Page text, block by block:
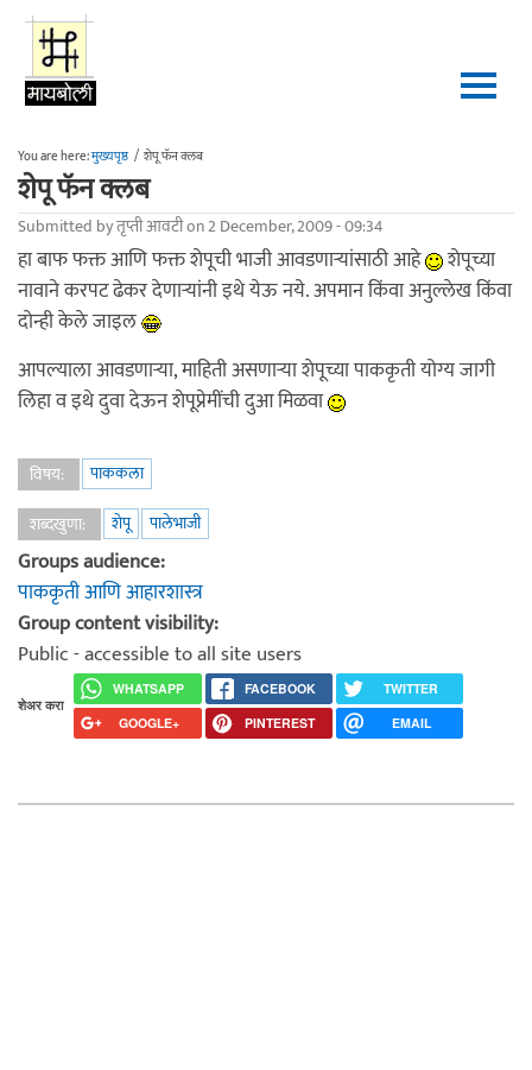
Skip to main content
You are here:मुख्यपृष्ठ / शेपू फॅन क्लब
शेपू फॅन क्लब
Submitted byतृप्ती आवटीon 2 December, 2009 - 09:34
हा बाफ फक्त आणि फक्त शेपूची भाजी आवडणार्‍यांसाठी आहे
शेपूच्या
नावाने करपट ढेकर देणार्‍यांनी इथे येऊ नये. अपमान किंवा अनुल्लेख किंवा
दोन्ही केले जाइल
आपल्याला आवडणार्‍या, माहिती असणार्‍या शेपूच्या पाककृती योग्य जागी
लिहा व इथे दुवा देऊन शेपूप्रेमींची दुआ मिळवा
विषय:
पाककला
शब्दखुणा:
शेपू पालेभाजी
Groups audience:
पाककृती आणि आहारशास्त्र
Group content visibility:
Public - accessible to all site users
शेअर करा
WHATSAPP FACEBOOK
TWITTER
GOOGLE+
PINTEREST EMAIL